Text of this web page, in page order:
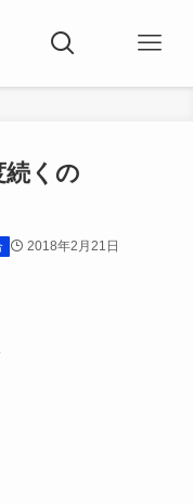
くの
2018年2月21日